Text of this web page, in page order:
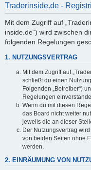
Traderinside.de -
Mit dem Zugriff auf
inside.de“) wird zwischen
folgenden Regelungen
1. NUTZUNGSVERTRAG
Mit dem Zugriff auf
schließt du einen
Folgenden „Betreiber“)
Regelungen
Wenn du mit diesen
das Board nicht weiter
jeweils die an dieser
Der Nutzungsvertrag
von beiden Seiten ohne
werden.
2. EINRÄUMUNG VON